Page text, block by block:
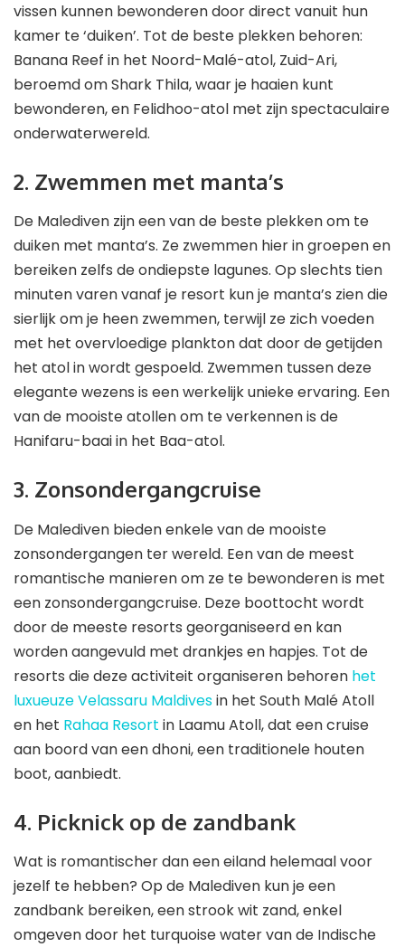
vissen kunnen bewonderen door direct vanuit hun
kamer te ‘duiken’. Tot de beste plekken behoren:
Banana Reef in het Noord-Malé-atol, Zuid-Ari,
beroemd om Shark Thila, waar je haaien kunt
bewonderen, en Felidhoo-atol met zijn spectaculaire
onderwaterwereld.
2. Zwemmen met manta’s
De Malediven zijn een van de beste plekken om te
duiken met manta’s. Ze zwemmen hier in groepen en
bereiken zelfs de ondiepste lagunes. Op slechts tien
minuten varen vanaf je resort kun je manta’s zien die
sierlijk om je heen zwemmen, terwijl ze zich voeden
met het overvloedige plankton dat door de getijden
het atol in wordt gespoeld. Zwemmen tussen deze
elegante wezens is een werkelijk unieke ervaring. Een
van de mooiste atollen om te verkennen is de
Hanifaru-baai in het Baa-atol.
3. Zonsondergangcruise
De Malediven bieden enkele van de mooiste
zonsondergangen ter wereld. Een van de meest
romantische manieren om ze te bewonderen is met
een zonsondergangcruise. Deze boottocht wordt
door de meeste resorts georganiseerd en kan
worden aangevuld met drankjes en hapjes. Tot de
resorts die deze activiteit organiseren behoren het
luxueuze Velassaru Maldivesin het South Malé Atoll
en het Rahaa Resort in Laamu Atoll, dat een cruise
aan boord van een dhoni, een traditionele houten
boot, aanbiedt.
4. Picknick op de zandbank
Wat is romantischer dan een eiland helemaal voor
jezelf te hebben? Op de Malediven kun je een
zandbank bereiken, een strook wit zand, enkel
omgeven door het turquoise water van de Indische